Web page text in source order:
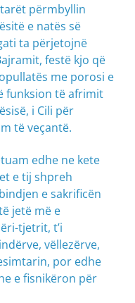
përmbyllin
e natës së
ta përjetojnë
festë kjo që
me porosi e
funksion të afrimit
i Cili për
të veçantë.
edhe ne kete
e tij shpreh
e sakrificën
jetë më e
tjetrit, t’i
vëllezërve,
por edhe
e fisnikëron për